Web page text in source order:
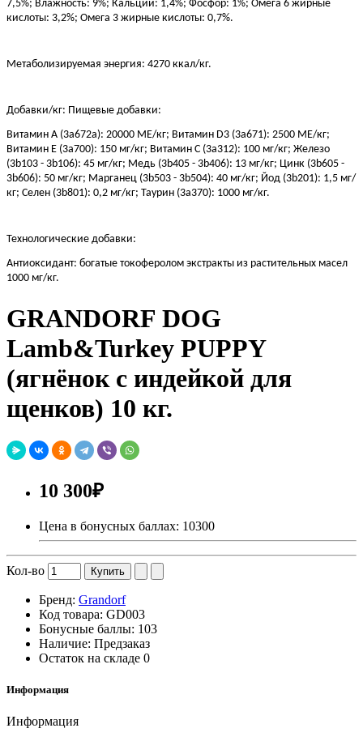
7,5%; Влажность: 9%; Кальций: 1,4%; Фосфор: 1%; Омега 6 жирные
кислоты: 3,2%; Омега 3 жирные кислоты: 0,7%.
Метаболизируемая энергия: 4270 ккал/кг.
Добавки/кг: Пищевые добавки:
Витамин А (3а672а): 20000 МЕ/кг; Витамин D3 (3а671): 2500 МЕ/кг;
Витамин Е (3а700): 150 мг/кг; Витамин С (3а312): 100 мг/кг; Железо
(3b103 - 3b106): 45 мг/кг; Медь (3b405 - 3b406): 13 мг/кг; Цинк (3b605 -
3b606): 50 мг/кг; Марганец (3b503 - 3b504): 40 мг/кг; Йод (3b201): 1,5 мг/
кг; Селен (3b801): 0,2 мг/кг; Таурин (3a370): 1000 мг/кг.
Технологические добавки:
Антиоксидант: богатые токоферолом экстракты из растительных масел
1000 мг/кг.
GRANDORF DOG
Lamb&Turkey PUPPY
(ягнёнок с индейкой для
щенков) 10 кг.
10 300₽
Цена в бонусных баллах: 10300
Кол-во Купить
Бренд: Grandorf
Код товара: GD003
Бонусные баллы: 103
Наличие: Предзаказ
Остаток на складе 0
Информация
Информация